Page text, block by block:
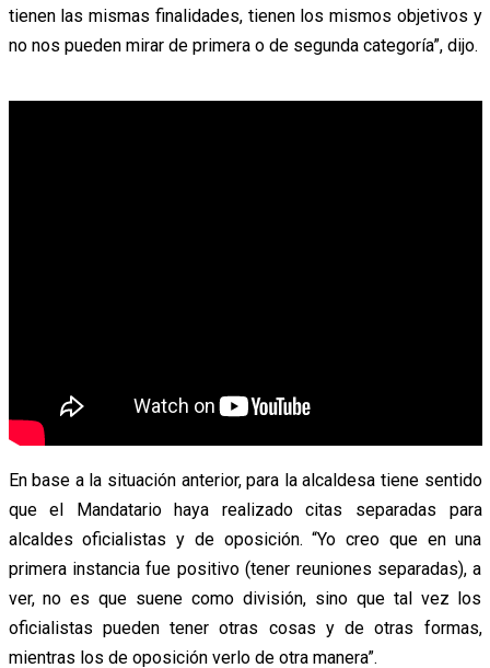
tienen las mismas finalidades, tienen los mismos objetivos y
no nos pueden mirar de primera o de segunda categoría”, dijo.
En base a la situación anterior, para la alcaldesa tiene sentido
que el Mandatario haya realizado citas separadas para
alcaldes oficialistas y de oposición. “Yo creo que en una
primera instancia fue positivo (tener reuniones separadas), a
ver, no es que suene como división, sino que tal vez los
oficialistas pueden tener otras cosas y de otras formas,
mientras los de oposición verlo de otra manera”.